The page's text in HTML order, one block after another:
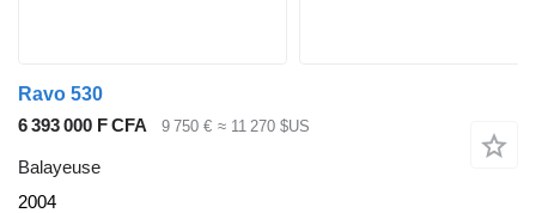
Ravo 530
6 393 000 F CFA
9 750 € ≈ 11 270 $US
Balayeuse
2004